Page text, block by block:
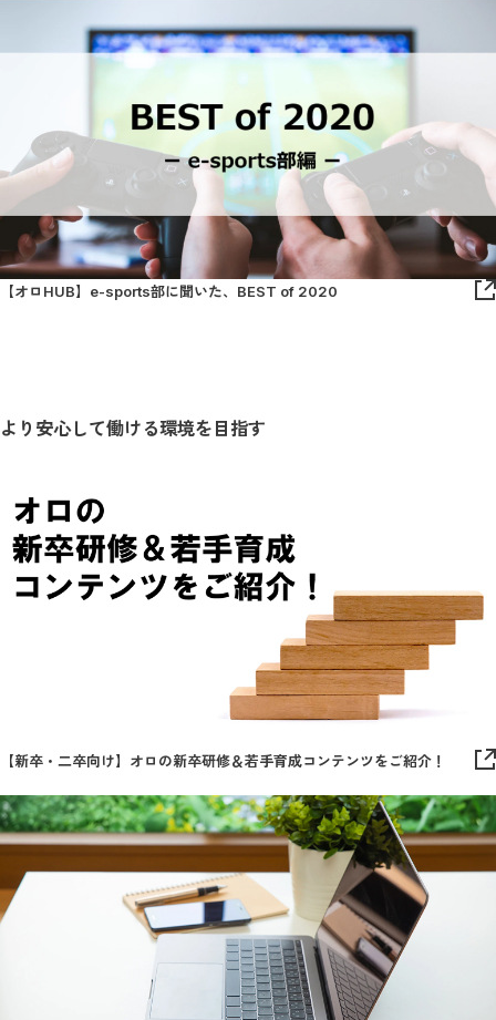
【オロHUB】e-sports部に聞いた、BEST of 2020
より安心して働ける環境を目指す
【新卒・二卒向け】オロの新卒研修＆若手育成コンテンツをご紹介！